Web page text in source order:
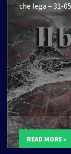
che lega – 31-
READ MORE »